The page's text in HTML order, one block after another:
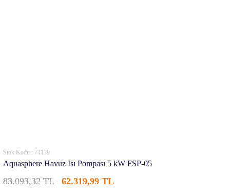
Stok Kodu : 74139
Aquasphere Havuz Isı Pompası 5 kW FSP-05
83.093,32 TL 62.319,99 TL